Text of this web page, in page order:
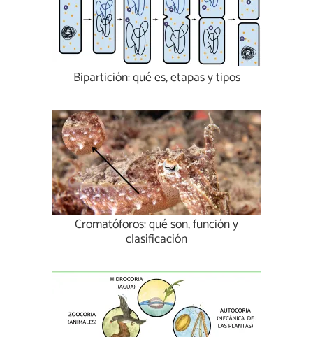
Bipartición: qué es, etapas y tipos
Cromatóforos: qué son, función y
clasificación